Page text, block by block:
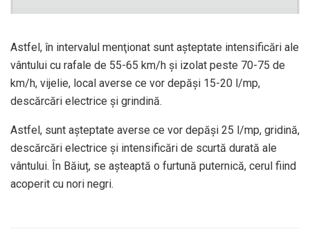
Astfel, în intervalul menţionat sunt aşteptate intensificări ale
vântului cu rafale de 55-65 km/h şi izolat peste 70-75 de
km/h, vijelie, local averse ce vor depăşi 15-20 l/mp,
descărcări electrice şi grindină.
Astfel, sunt aşteptate averse ce vor depăşi 25 l/mp, gridină,
descărcări electrice şi intensificări de scurtă durată ale
vântului. În Băiuț, se așteaptă o furtună puternică, cerul fiind
acoperit cu nori negri.